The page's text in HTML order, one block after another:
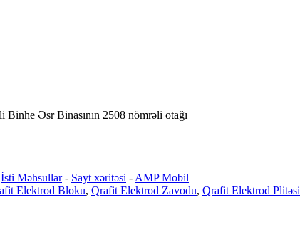
Əsr Binasının 2508 nömrəli otağı
İsti Məhsullar- Sayt xəritəsi - AMP Mobil
Elektrod Bloku, Qrafit Elektrod Zavodu, Qrafit Elektrod Plitəsi